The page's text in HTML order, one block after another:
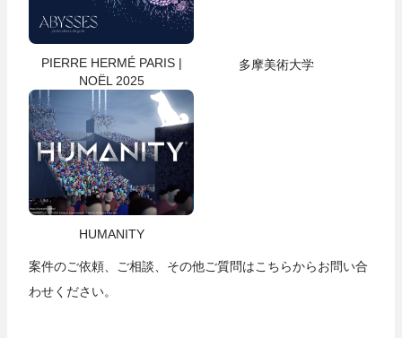
PIERRE HERMÉ PARIS |
NOËL 2025
多摩美術大学
HUMANITY
案件のご依頼、ご相談、その他ご質問はこちらからお問い合
わせください。